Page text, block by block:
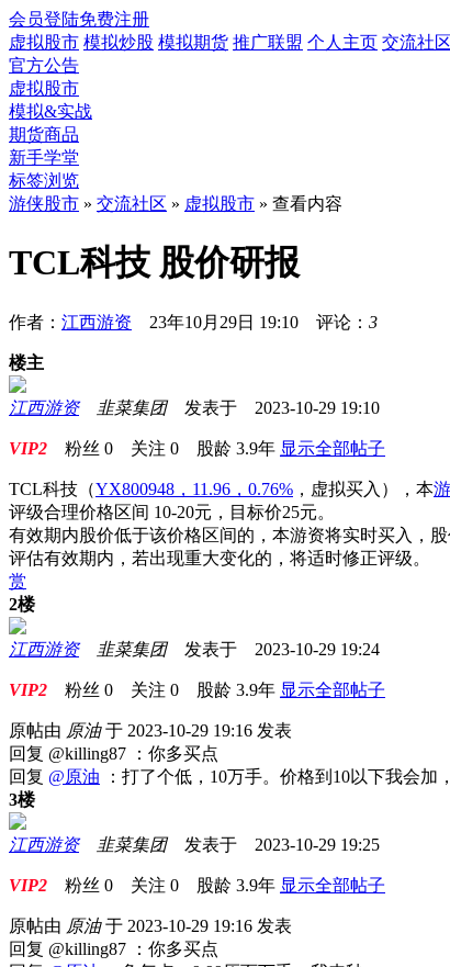
会员登陆免费注册
虚拟股市 模拟炒股 模拟期货 推广联盟 个人主页 交流社区
官方公告
虚拟股市
模拟&实战
期货商品
新手学堂
标签浏览
游侠股市 » 交流社区 » 虚拟股市 » 查看内容
TCL科技 股价研报
作者： 江西游资 23年10月29日 19:10 评论： 3
楼主
江西游资 韭菜集团发表于 2023-10-29 19:10
VIP2 粉丝 0 关注 0 股龄 3.9年 显示全部帖子
TCL科技 （YX800948，11.96，0.76% ， 虚拟买入 ） ，本
评级合理价格区间 10-20元，目标价25元。
有效期内股价低于该价格区间的，本游资将实时买入，
评估有效期内，若出现重大变化的，将适时修正评级。
赏
2楼
江西游资 韭菜集团发表于 2023-10-29 19:24
VIP2 粉丝 0 关注 0 股龄 3.9年 显示全部帖子
原帖由 原油于 2023-10-29 19:16 发表
回复 @killing87 ：你多买点
回复 @原油 ：打了个低，10万手。价格到10以下我会加
3楼
江西游资 韭菜集团发表于 2023-10-29 19:25
VIP2 粉丝 0 关注 0 股龄 3.9年 显示全部帖子
原帖由 原油于 2023-10-29 19:16 发表
回复 @killing87 ：你多买点